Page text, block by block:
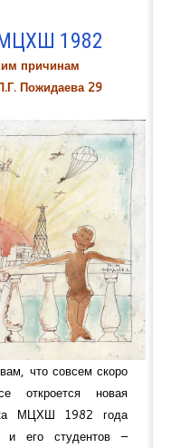
1982
причинам
Пожидаева 29
что совсем скоро
откроется новая
МЦХШ 1982 года
и его студентов –